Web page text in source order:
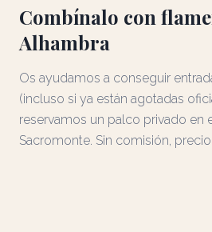
Combínalo con
Alhambra
Os ayudamos a conseguir
(incluso si ya están agotadas
reservamos un palco privado en
Sacromonte. Sin comisión,